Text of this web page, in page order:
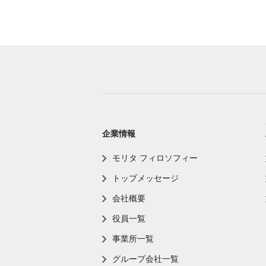
企業情報
モリタ フィロソフィー
トップメッセージ
会社概要
役員一覧
事業所一覧
グループ会社一覧